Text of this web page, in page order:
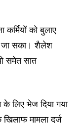
को बुलाए
जा सका। शैलेश
समेत सात
के लिए भेज दिया गया
मामला दर्ज